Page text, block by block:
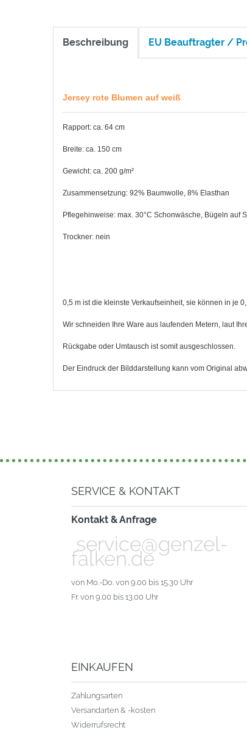
Beschreibung EU Beauftragter /
Jersey rote Blumen auf weiß
Rapport: ca. 64 cm
Breite: ca. 150 cm
Gewicht: ca. 200 g/m²
Zusammensetzung: 92% Baumwolle, 8% Elasthan
Pflegehinweise: max. 30°C Schonwäsche, Bügeln auf
Trockner: nein
0,5 m ist die kleinste Verkaufseinheit, sie können in je
Wir schneiden Ihre Ware aus laufenden Metern, laut
Rückgabe oder Umtausch ist somit ausgeschlossen.
Der Eindruck der Bilddarstellung kann vom Original
SERVICE & KONTAKT
Kontakt & Anfrage
service@genzel-
falken.de
von Mo.-Do. von 9.00 bis 15.30 Uhr
Fr. von 9.00 bis 13.00 Uhr
EINKAUFEN
Zahlungsarten
Versandarten & -kosten
Widerrufsrecht